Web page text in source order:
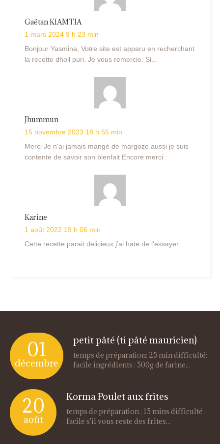
Gaëtan KIAMTIA
1 mars 2024 9 h 23 min
Bonjour Yasmina, Votre site est apparu en recherchant
la recette dholl puri. Je vous remercie. Si...
Jhummun
15 novembre 2023 18 h 55 min
Merci Je n'ai jamais mangé de margoze aussi je suis
contente de savoir son bienfait Encore merci
Karine
1 août 2022 19 h 06 min
Cette recette parait delicieux j’ai hate de l’essayer.
01
décembre
petit pâté (ti pâté mauricien)
temps de préparation: 25 min difficulté:
facile ingrédients : 500g de farine...
20
août
Korma Poulet aux frites
temps de préparation : 15 mins difficulté :
facile s'il vous reste des frites...